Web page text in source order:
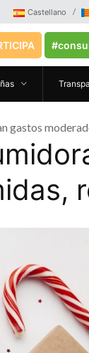
Castellano
gastos